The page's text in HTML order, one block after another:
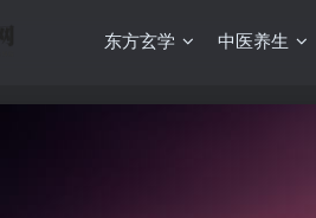
东方玄学 中医养生